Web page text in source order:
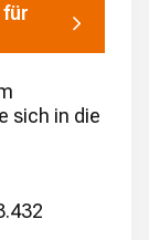
sich in die